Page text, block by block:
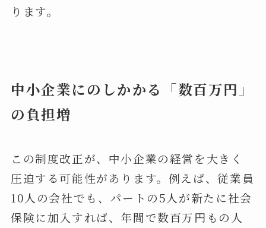
ります。
中小企業にのしかかる「数百万円」
の負担増
この制度改正が、中小企業の経営を大きく
圧迫する可能性があります。例えば、従業員
10人の会社でも、パートの5人が新たに社会
保険に加入すれば、年間で数百万円もの人